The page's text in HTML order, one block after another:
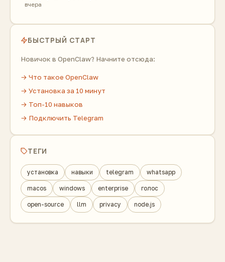
вчера
БЫСТРЫЙ СТАРТ
Новичок в OpenClaw? Начните отсюда:
→ Что такое OpenClaw
→ Установка за 10 минут
→ Топ-10 навыков
→ Подключить Telegram
ТЕГИ
установка навыки telegram whatsapp
macos windows enterprise голос
open-source llm privacy node.js